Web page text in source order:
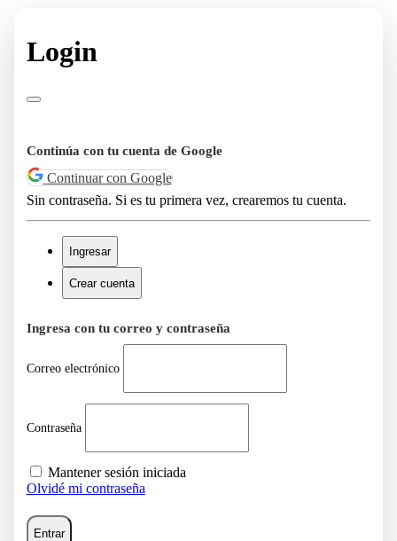
Login
Continúa con tu cuenta de Google
Continuar con Google
Sin contraseña. Si es tu primera vez, crearemos tu cuenta.
Ingresar
Crear cuenta
Ingresa con tu correo y contraseña
Correo electrónico
Contraseña
Mantener sesión iniciada
Olvidé mi contraseña
Entrar